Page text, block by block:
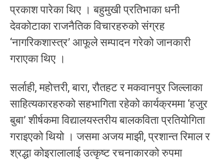
प्रकाश पारेका थिए । बहुमुखी प्रतिभाका धनी
देवकोटाका राजनैतिक विचारहरुको संग्रह
‘नागरिकशास्त्र’ आफूले सम्पादन गरेको जानकारी
गराएका थिए ।
सर्लाही, महोत्तरी, बारा, रौतहट र मकवानपुर जिल्लाका
साहित्यकारहरुको सहभागिता रहेको कार्यक्रममा ‘हजुर
बुबा’ शीर्षकमा विद्यालयस्तरीय बालकविता प्रतियोगिता
गराइएको थियो । जसमा अजय माझी, प्रशान्त रिमाल र
श्रद्धा कोइरालालाई उत्कृष्ट रचनाकारको रुपमा